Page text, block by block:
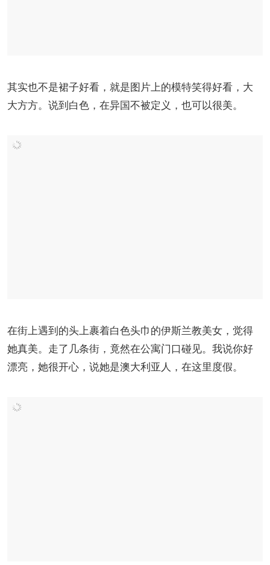
其实也不是裙子好看，就是图片上的模特笑得好看，大
大方方。说到白色，在异国不被定义，也可以很美。
在街上遇到的头上裹着白色头巾的伊斯兰教美女，觉得
她真美。走了几条街，竟然在公寓门口碰见。我说你好
漂亮，她很开心，说她是澳大利亚人，在这里度假。